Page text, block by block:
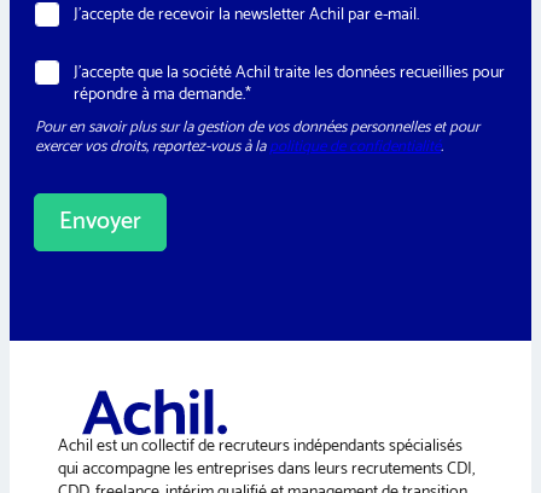
é
é
p
o
n
e
e
s
e
N
e
w
s
e
t
t
r
J’accepte de recevoir la newsletter Achil par e-mail.
R
G
D
*
J’accepte que la société Achil traite les données recueillies pour
répondre à ma demande.*
Pour en savoir plus sur la gestion de vos données personnelles et pour
exercer vos droits, reportez-vous à lapolitique de confidentialité.
Envoyer
e
Achil est un collectif de recruteurs indépendants spécialisés
qui accompagne les entreprises dans leurs recrutements CDI,